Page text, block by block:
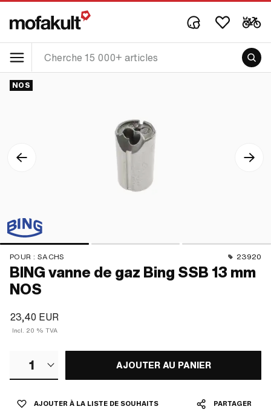
NOS
POUR : SACHS 23920
BING vanne de gaz Bing SSB 13 mm
NOS
23,40 EUR
Incl. 20 % TVA
1 AJOUTER AU PANIER
AJOUTER À LA LISTE DE SOUHAITS PARTAGER